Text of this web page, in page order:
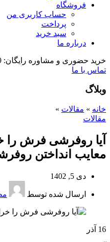
فروشگاه
حساب کاربری من
پرداخت
سبد خرید
درباره ما
خرید حضوری و مشاوره رایگان: 54702629_031
تماس با ما
وبلاگ
خانه » مقالات »
مقالات
آیا روفرشی فرش را
معایب انداختن
دی 5, 1402
ارسال شده توسط
16 آذر